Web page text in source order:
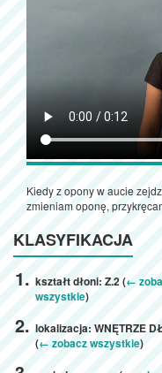
Kiedy z opony w aucie
zmieniam oponę,
KLASYFIKACJA
kształt dłoni: Z.2 (←
wszystkie)
lokalizacja: WNĘTRZE
(← zobacz wszystkie)